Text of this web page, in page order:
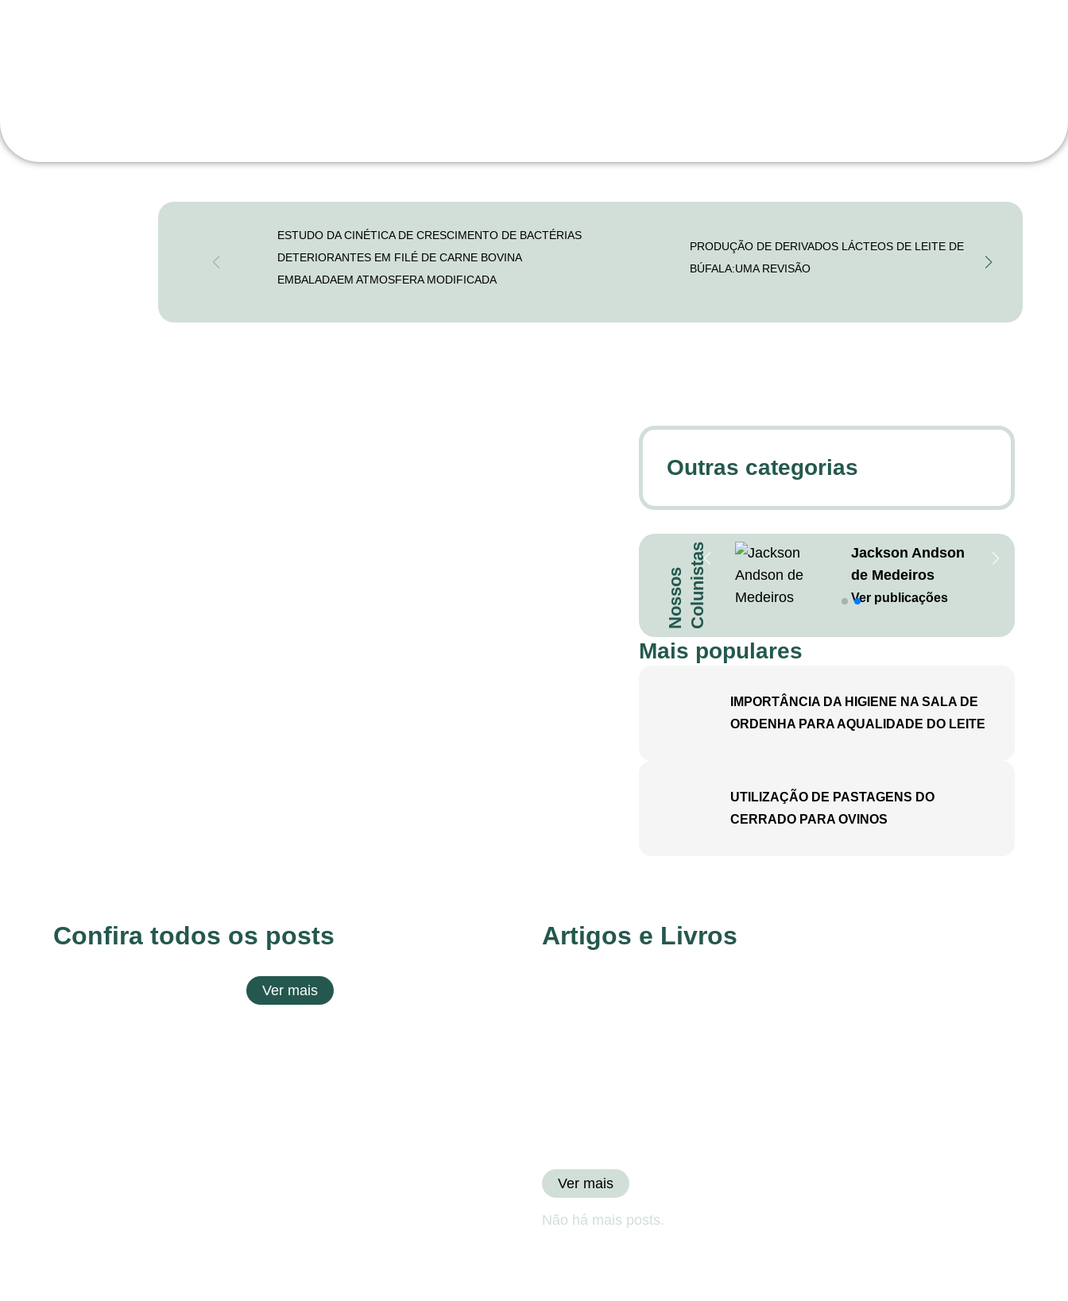
ESTUDO DA CINÉTICA DE CRESCIMENTO DE BACTÉRIAS
DETERIORANTES EM FILÉ DE CARNE BOVINA
EMBALADAEM ATMOSFERA MODIFICADA
PRODUÇÃO DE DERIVADOS LÁCTEOS DE LEITE DE
BÚFALA:UMA REVISÃO
Outras categorias
NossosColunistas
Jackson Andson
de Medeiros
Ver publicações
Mais populares
IMPORTÂNCIA DA HIGIENE NA SALA DE
ORDENHA PARA AQUALIDADE DO LEITE
UTILIZAÇÃO DE PASTAGENS DO
CERRADO PARA OVINOS
Confira todos os posts
Ver mais
Artigos e Livros
Ver mais
Não há mais posts.